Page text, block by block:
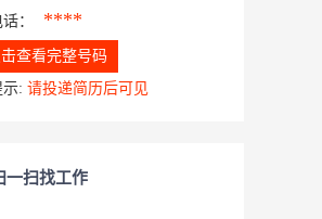
： ****
查看完整号码
: 请投递简历后可见
一扫找工作